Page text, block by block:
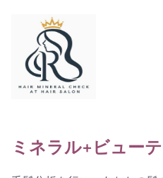
ミネラル+ビュー